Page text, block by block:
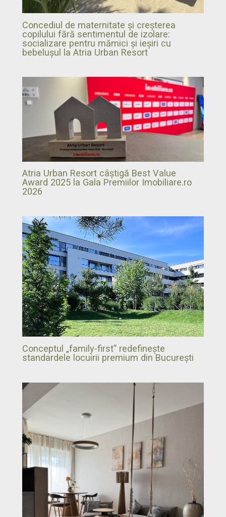
Concediul de maternitate și creșterea
copilului fără sentimentul de izolare:
socializare pentru mămici și ieșiri cu
bebelușul la Atria Urban Resort
Atria Urban Resort câștigă Best Value
Award 2025 la Gala Premiilor Imobiliare.ro
2026
Conceptul „family-first” redefinește
standardele locuirii premium din București